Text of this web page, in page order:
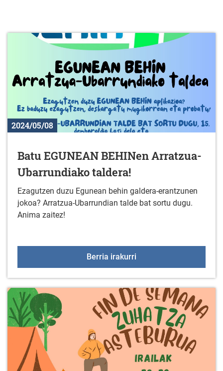
2024/05/08
Batu EGUNEAN BEHINen Arratzua-
Ubarrundiako taldera!
Ezagutzen duzu Egunean behin galdera-erantzunen
jokoa? Arratzua-Ubarrundian talde bat sortu dugu.
Anima zaitez!
Berria irakurri